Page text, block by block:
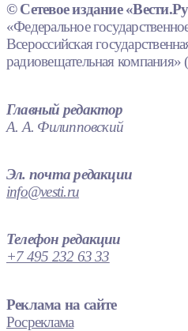
© Сетевое издание
«Федеральное
Всероссийская
радиовещательная
Главный редактор
А. А. Филипповский
Эл. почта редакции
info@vesti.ru
Телефон редакции
+7 495 232 63 33
Реклама на сайте
Росреклама